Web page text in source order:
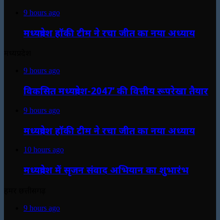
9 hours ago
मध्यप्रदेश हॉकी टीम ने रचा जीत का नया अध्याय
9 hours ago
विकसित मध्यप्रदेश-2047’ की वित्तीय रूपरेखा तैयार
9 hours ago
मध्यप्रदेश हॉकी टीम ने रचा जीत का नया अध्याय
10 hours ago
मध्यप्रदेश में सृजन संवाद अभियान का शुभारंभ
9 hours ago